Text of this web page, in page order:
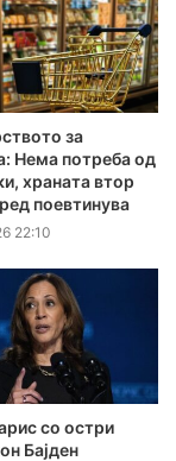
за
Нема потреба од
храната втор
поевтинува
22:10
со остри
Бајден